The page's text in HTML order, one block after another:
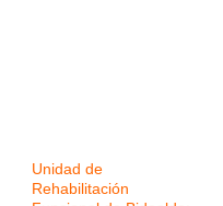
Unidad de
Rehabilitación